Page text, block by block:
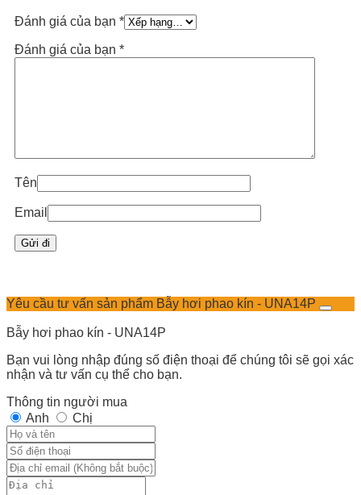
Đánh giá của bạn *
Đánh giá của bạn *
Tên
Email
Yêu cầu tư vấn sản phẩm Bẫy hơi phao kín - UNA14P
Bẫy hơi phao kín - UNA14P
Bạn vui lòng nhập đúng số điện thoại để chúng tôi sẽ gọi xác
nhận và tư vấn cụ thể cho bạn.
Thông tin người mua
Anh
Chị